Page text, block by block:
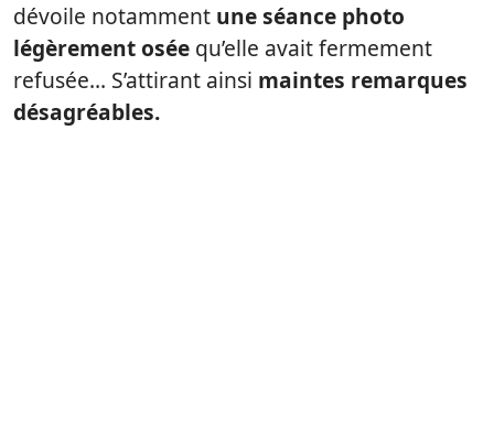
dévoile notamment une séance photo
légèrement osée qu’elle avait fermement
refusée… S’attirant ainsi maintes remarques
désagréables.